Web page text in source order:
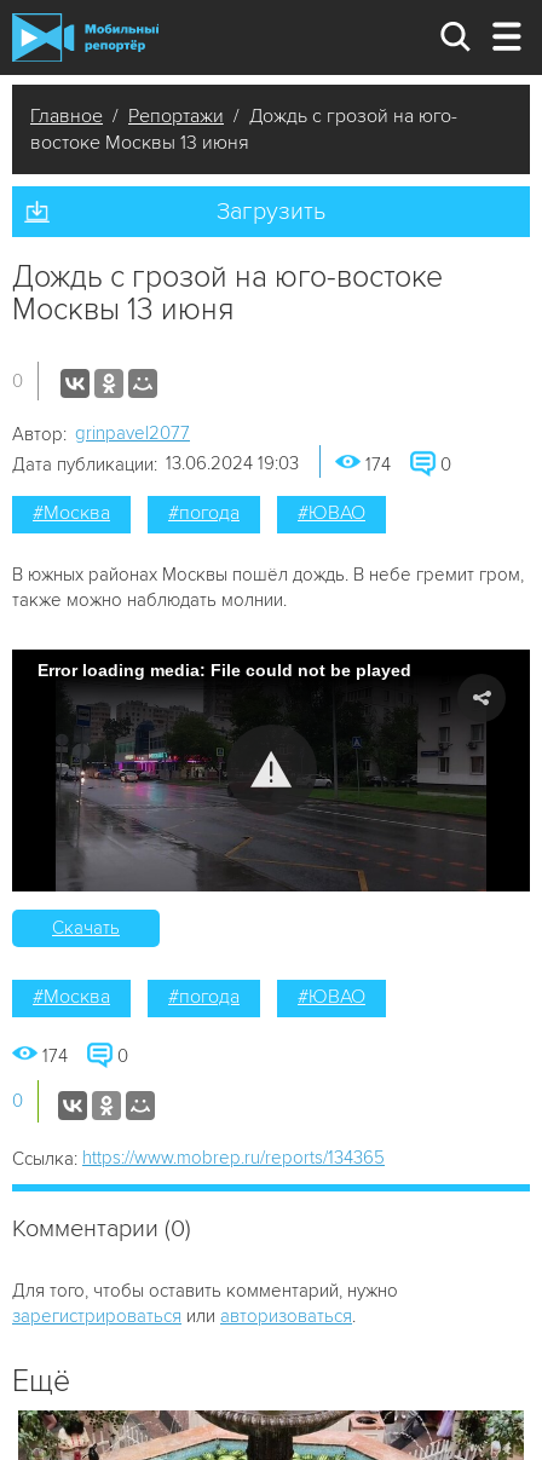
Главное / Репортажи / Дождь с грозой на юго-
востоке Москвы 13 июня
Загрузить
Дождь с грозой на юго-востоке
Москвы 13 июня
0
Автор: grinpavel2077
Дата публикации: 13.06.2024 19:03 174 0
#Москва #погода #ЮВАО
В южных районах Москвы пошёл дождь. В небе гремит гром,
также можно наблюдать молнии.
Error loading media: File could not be played
Скачать
#Москва #погода #ЮВАО
174 0
0
Ссылка: https://www.mobrep.ru/reports/134365
Комментарии (0)
Для того, чтобы оставить комментарий, нужно
зарегистрироваться или авторизоваться
Ещё